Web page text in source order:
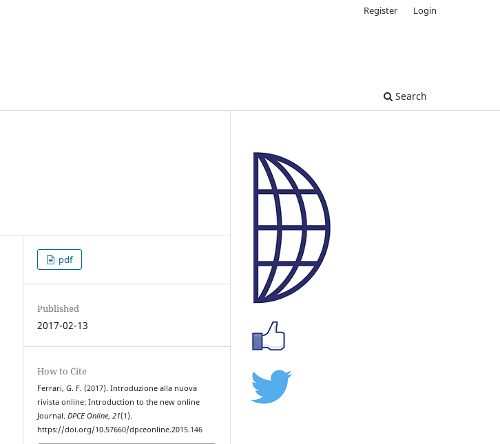
Search
Register Login
pdf
Published
2017-02-13
How to Cite
Ferrari, G. F. (2017). Introduzione alla nuova
rivista online: Introduction to the new online
Journal.DPCE Online,21(1).
https://doi.org/10.57660/dpceonline.2015.146